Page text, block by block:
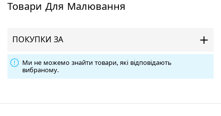
Товари Для Малювання
ПОКУПКИ ЗА
Ми не можемо знайти товари, які відповідають
вибраному.